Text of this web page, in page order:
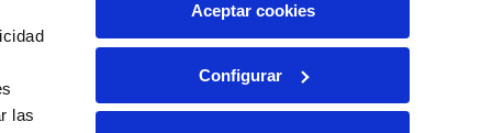
las
Aceptar cookies
Configurar
7 - Polígono Industrial Las Atalayas
(España)
10 55 01